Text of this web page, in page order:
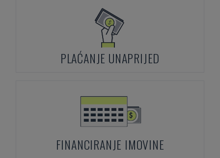
PLAĆANJE UNAPRIJED
FINANCIRANJE IMOVINE